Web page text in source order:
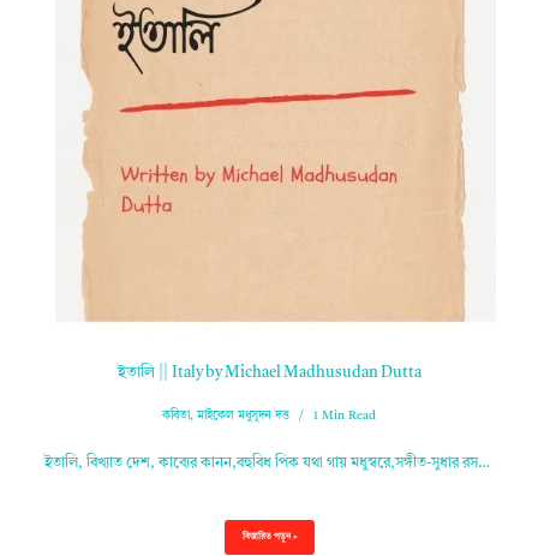
ইতালি || Italy by Michael Madhusudan Dutta
কবিতা,মাইকেল মধুসূদন দত্ত 1 Min Read
ইতালি, বিখ্যাত দেশ, কাব্যের কানন,বহুবিধ পিক যথা গায় মধুস্বরে,সঙ্গীত‐সুধার রস…
বিস্তারিত পড়ুন »